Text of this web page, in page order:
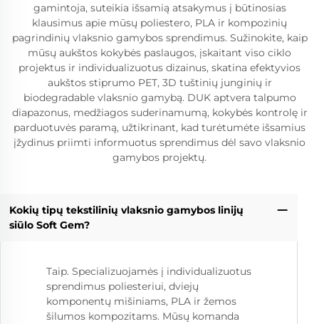
gamintoja, suteikia išsamią atsakymus į būtinosias
klausimus apie mūsų poliestero, PLA ir kompozinių
pagrindinių vlaksnio gamybos sprendimus. Sužinokite, kaip
mūsų aukštos kokybės paslaugos, įskaitant viso ciklo
projektus ir individualizuotus dizainus, skatina efektyvios
aukštos stiprumo PET, 3D tuštinių junginių ir
biodegradable vlaksnio gamybą. DUK aptvera talpumo
diapazonus, medžiagos suderinamumą, kokybės kontrolę ir
parduotuvės paramą, užtikrinant, kad turėtumėte išsamius
įžydinus priimti informuotus sprendimus dėl savo vlaksnio
gamybos projektų.
Kokių tipų tekstilinių vlaksnio gamybos linijų
siūlo Soft Gem?
Taip. Specializuojamės į individualizuotus
sprendimus poliesteriui, dviejų
komponentų mišiniams, PLA ir žemos
šilumos kompozitams. Mūsų komanda